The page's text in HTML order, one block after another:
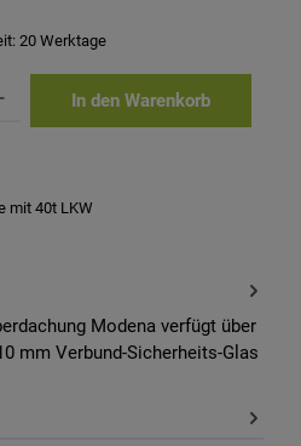
20 Werktage
In den Warenkorb
mit 40t LKW
Modena verfügt über
mm Verbund-Sicherheits-Glas